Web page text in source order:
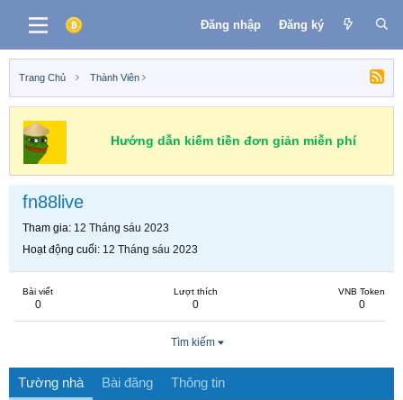
Đăng nhập Đăng ký
Trang Chủ Thành Viên
Hướng dẫn kiếm tiền đơn giản miễn phí
fn88live
Tham gia 12 Tháng sáu 2023
Hoạt động cuối 12 Tháng sáu 2023
Bài viết
0
Lượt thích
0
VNB Token
0
Tìm kiếm
Tường nhà Bài đăng Thông tin